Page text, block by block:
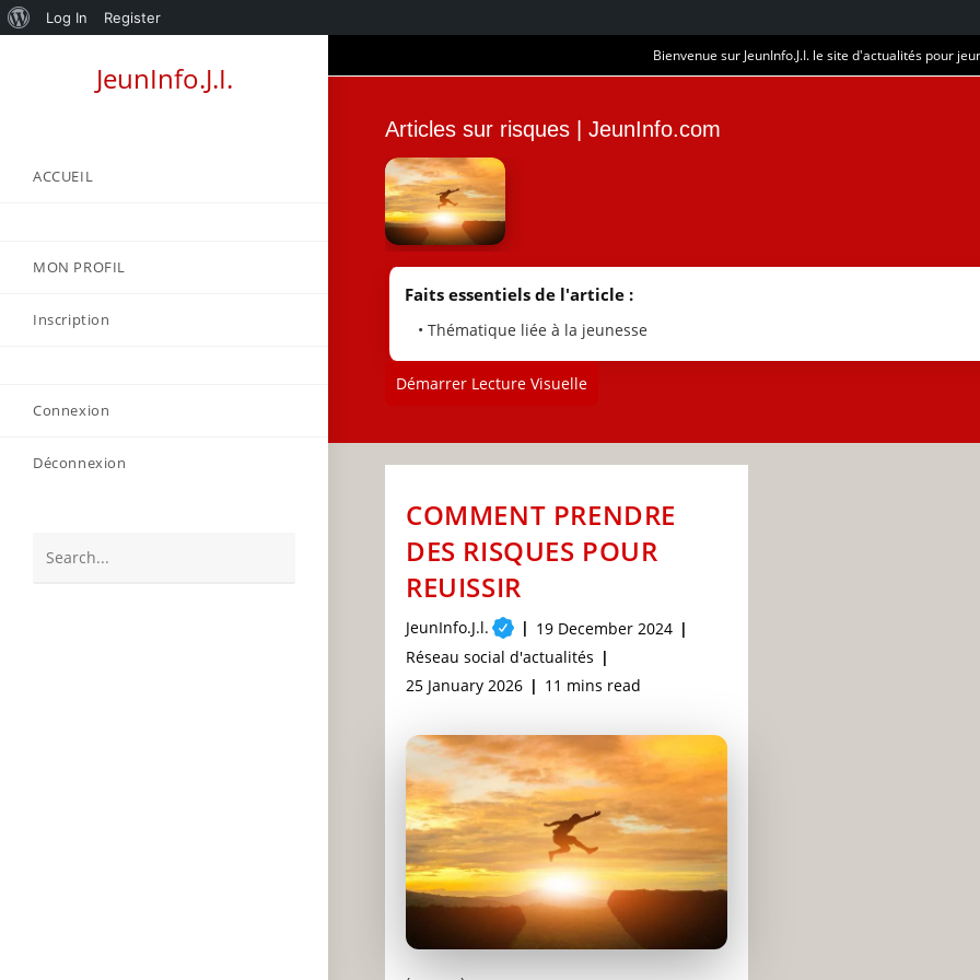
About
Log In Register
to
Bienvenue sur JeunInfo.J.I. le site d'actualités pour
JeunInfo.J.I.
ACCUEIL
MON PROFIL
Inscription
Connexion
Déconnexion
Articles sur risques | JeunInfo.com
Faits essentiels de l'article :
• Thématique liée à la jeunesse
Démarrer Lecture Visuelle
COMMENT PRENDRE
DES RISQUES POUR
REUISSIR
Post
author:
JeunInfo.J.l.
Post
published:
19 December 2024
Post
category:
Réseau social d'actualités
Post
modified:
25 January 2026
Reading
11 mins read